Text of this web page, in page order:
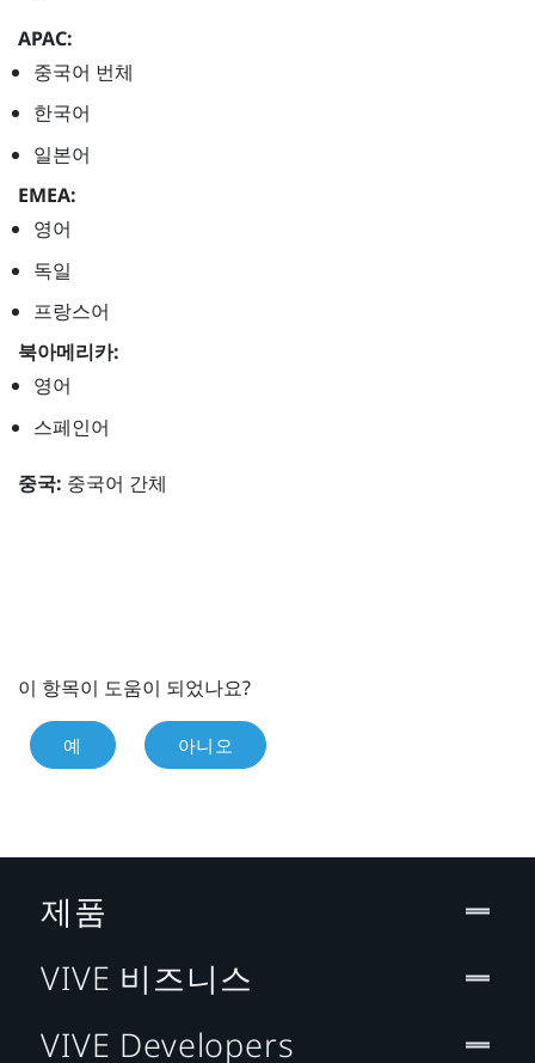
APAC:
중국어 번체
한국어
일본어
EMEA:
영어
독일
프랑스어
북아메리카:
영어
스페인어
중국: 중국어 간체
이 항목이 도움이 되었나요?
예 아니오
제품
VIVE 비즈니스
VIVE Developers